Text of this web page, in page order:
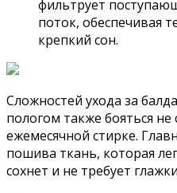
фильтрует
поток, обеспечивая
крепкий сон.
Сложностей ухода за
пологом также бояться не
ежемесячной стирке.
пошива ткань, которая
сохнет и не требует